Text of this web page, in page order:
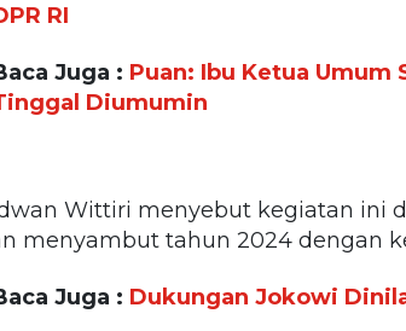
RI
Juga : Puan: Ibu Ketua Umum
Diumumin
Wittiri menyebut kegiatan ini
menyambut tahun 2024 dengan
Juga : Dukungan Jokowi